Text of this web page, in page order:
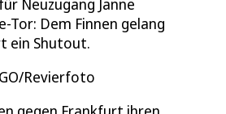
Neuzugang Janne
Tor: Dem Finnen gelang
ein Shutout.
Revierfoto